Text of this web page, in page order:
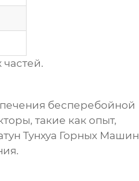
бесперебойной
такие как опыт,
Тунхуа Горных Машин